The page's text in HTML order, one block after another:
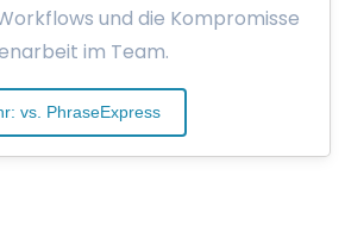
und die Kompromisse
im Team.
vs. PhraseExpress